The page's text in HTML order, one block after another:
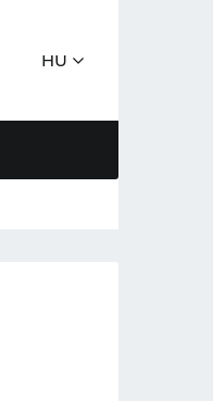
HU